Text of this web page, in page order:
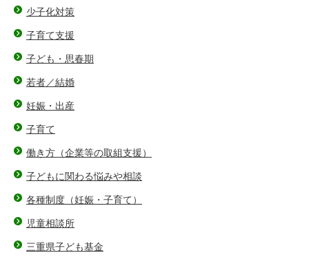
少子化対策
子育て支援
子ども・思春期
若者／結婚
妊娠・出産
子育て
働き方（企業等の取組支援）
子どもに関わる悩みや相談
各種制度（妊娠・子育て）
児童相談所
三重県子ども基金